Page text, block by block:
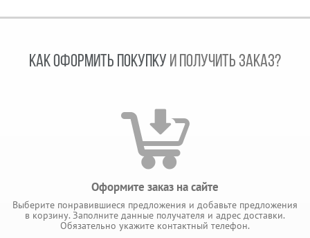
КАК ОФОРМИТЬ ПОКУПКУ И ПОЛУЧИТЬ ЗАКАЗ?
Оформите заказ на сайте
Выберите понравившиеся предложения и добавьте предложения
в корзину. Заполните данные получателя и адрес доставки.
Обязательно укажите контактный телефон.